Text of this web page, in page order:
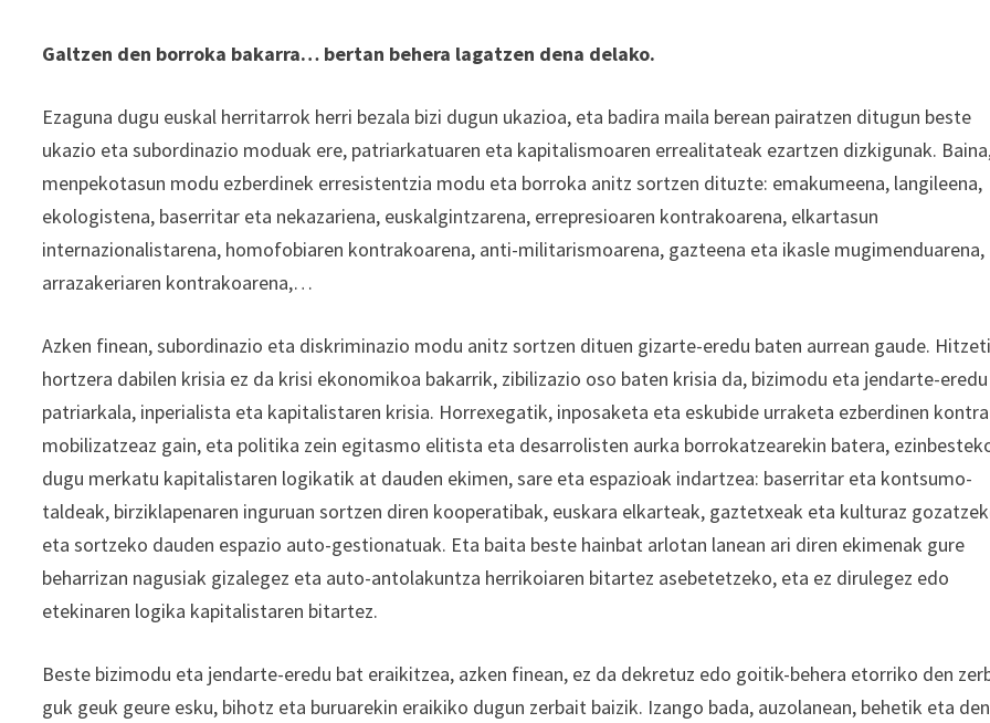
Galtzen den borroka bakarra… bertan behera lagatzen dena delako.
Ezaguna dugu euskal herritarrok herri bezala bizi dugun ukazioa, eta badira maila berean pairatzen ditugun beste
ukazio eta subordinazio moduak ere, patriarkatuaren eta kapitalismoaren errealitateak ezartzen dizkigunak.
menpekotasun modu ezberdinek erresistentzia modu eta borroka anitz sortzen dituzte: emakumeena, langileena,
ekologistena, baserritar eta nekazariena, euskalgintzarena, errepresioaren kontrakoarena, elkartasun
internazionalistarena, homofobiaren kontrakoarena, anti-militarismoarena, gazteena eta ikasle mugimenduarena,
arrazakeriaren kontrakoarena,…
Azken finean, subordinazio eta diskriminazio modu anitz sortzen dituen gizarte-eredu baten aurrean gaude.
hortzera dabilen krisia ez da krisi ekonomikoa bakarrik, zibilizazio oso baten krisia da, bizimodu eta jendarte-eredu
patriarkala, inperialista eta kapitalistaren krisia. Horrexegatik, inposaketa eta eskubide urraketa ezberdinen kontra
mobilizatzeaz gain, eta politika zein egitasmo elitista eta desarrolisten aurka borrokatzearekin batera,
dugu merkatu kapitalistaren logikatik at dauden ekimen, sare eta espazioak indartzea: baserritar eta kontsumo-
taldeak, birziklapenaren inguruan sortzen diren kooperatibak, euskara elkarteak, gaztetxeak eta kulturaz
eta sortzeko dauden espazio auto-gestionatuak. Eta baita beste hainbat arlotan lanean ari diren ekimenak gure
beharrizan nagusiak gizalegez eta auto-antolakuntza herrikoiaren bitartez asebetetzeko, eta ez dirulegez edo
etekinaren logika kapitalistaren bitartez.
Beste bizimodu eta jendarte-eredu bat eraikitzea, azken finean, ez da dekretuz edo goitik-behera etorriko den
guk geuk geure esku, bihotz eta buruarekin eraikiko dugun zerbait baizik. Izango bada, auzolanean, behetik eta